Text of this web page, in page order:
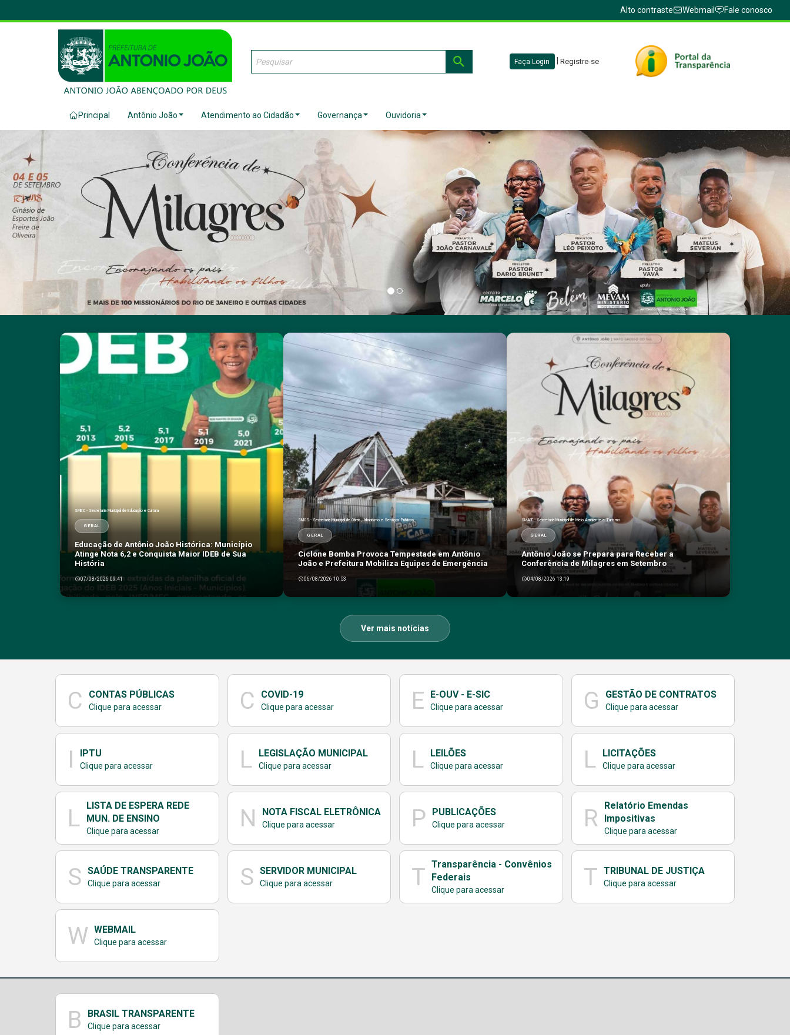
Alto contraste Webmail Fale conosco
Faça Login Registre-se
Principal Antônio João Atendimento ao Cidadão Governança Ouvidoria
SMEC - Secretaria Municipal de Educação e Cultura
GERAL
Educação de Antônio João Histórica: Município
Atinge Nota 6,2 e Conquista Maior IDEB de Sua
História
07/08/2026 09:41
SMOS - Secretaria Municipal de Obras, Urbanismo e Serviços Públicos
GERAL
Ciclone Bomba Provoca Tempestade em Antônio
João e Prefeitura Mobiliza Equipes de Emergência
06/08/2026 10:53
SMAT - Secretaria Municipal de Meio Ambiente e Turismo
GERAL
Antônio João se Prepara para Receber a
Conferência de Milagres em Setembro
04/08/2026 13:19
Ver mais notícias
C CONTAS PÚBLICAS
Clique para acessar C COVID-19
Clique para acessar E E-OUV - E-SIC
Clique para acessar G GESTÃO DE CONTRATOS
Clique para acessar
I IPTU
Clique para acessar L LEGISLAÇÃO MUNICIPAL
Clique para acessar L LEILÕES
Clique para acessar L LICITAÇÕES
Clique para acessar
L
LISTA DE ESPERA REDE
MUN. DE ENSINO
Clique para acessar N NOTA FISCAL ELETRÔNICA
Clique para acessar P PUBLICAÇÕES
Clique para acessar R
Relatório Emendas
Impositivas
Clique para acessar
S SAÚDE TRANSPARENTE
Clique para acessar S SERVIDOR MUNICIPAL
Clique para acessar T Transparência - Convênios
Federais
Clique para acessar T TRIBUNAL DE JUSTIÇA
Clique para acessar
W WEBMAIL
Clique para acessar
B BRASIL TRANSPARENTE
Clique para acessar